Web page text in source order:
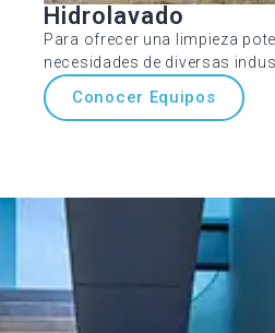
Hidrolavado
Para ofrecer una limpieza
necesidades de diversas
Conocer Equipos